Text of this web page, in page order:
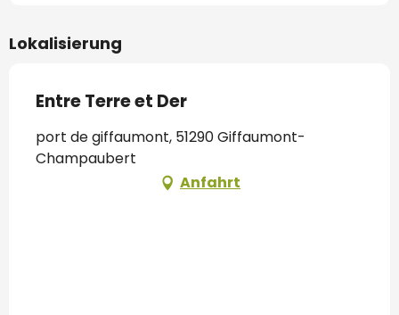
Lokalisierung
Entre Terre et Der
port de giffaumont, 51290 Giffaumont-
Champaubert
Anfahrt